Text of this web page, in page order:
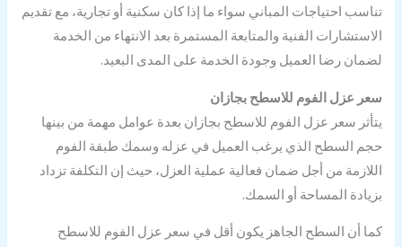
تناسب احتياجات المباني سواء ما إذا كان سكنية أو تجارية، مع تقديم
الاستشارات الفنية والمتابعة المستمرة بعد الانتهاء من الخدمة
لضمان رضا العميل وجودة الخدمة على المدى البعيد.
سعر عزل الفوم للاسطح بجازان
يتأثر سعر عزل الفوم للاسطح بجازان بعدة عوامل مهمة من بينها
حجم السطح الذي يرغب العميل في عزله وسمك طبقة الفوم
اللازمة من أجل ضمان فعالية عملية العزل، حيث إن التكلفة تزداد
بزيادة المساحة أو السمك.
كما أن السطح الجاهز يكون أقل في سعر عزل الفوم للاسطح